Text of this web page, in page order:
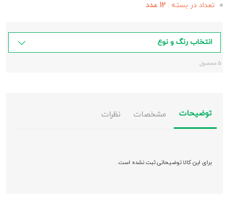
تعداد در بسته : 12 عدد
انتخاب رنگ و نوع
5 محصول
توضیحات مشخصات نظرات
برای این کالا توضیحاتی ثبت نشده است.